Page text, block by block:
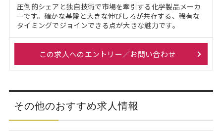
圧倒的シェアと独自技術で市場を牽引する化学製品メーカ
ーです。確かな基盤と大きな伸びしろが共存する、稀有な
タイミングでジョインできる点が大きな魅力です。
この求人へのエントリー／お問い合わせ
その他のおすすめ求人情報